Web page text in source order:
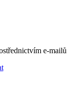
e-mailů